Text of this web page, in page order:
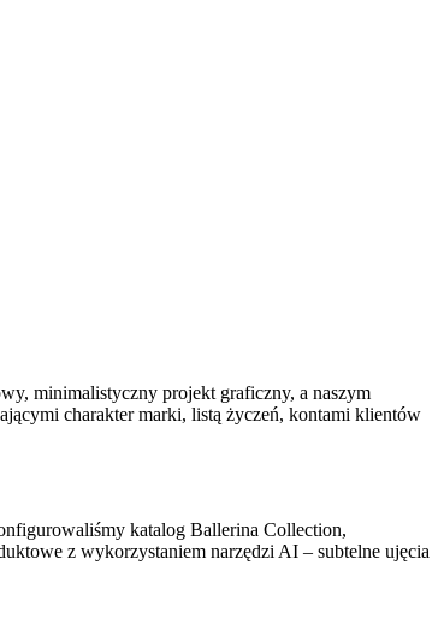
minimalistyczny projekt graficzny, a naszym
charakter marki, listą życzeń, kontami klientów
katalog Ballerina Collection,
z wykorzystaniem narzędzi AI – subtelne ujęcia